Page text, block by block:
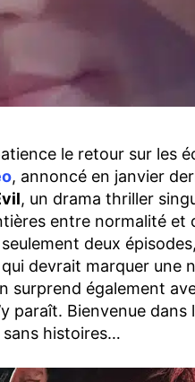
le retour sur les
, annoncé en janvier
, un drama thriller
entre normalité et
deux
devrait marquer une
surprend également
paraît. Bienvenue
sans histoires…